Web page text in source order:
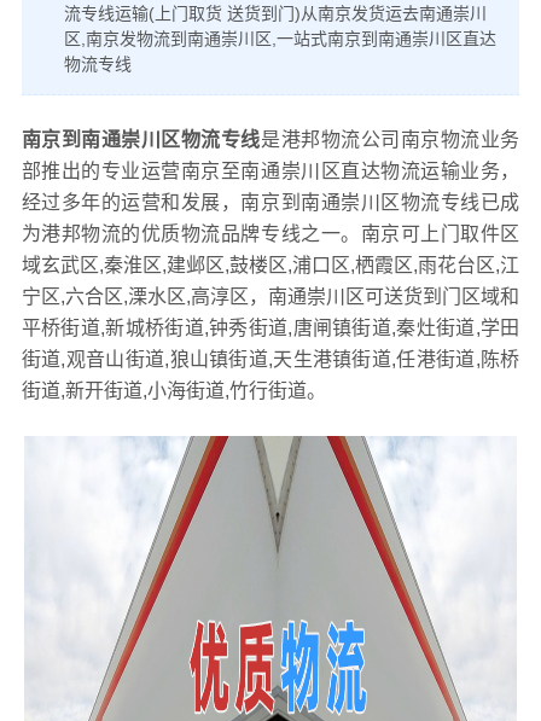
流专线运输(上门取货 送货到门)从南京发货运去南通崇川
区,南京发物流到南通崇川区,一站式南京到南通崇川区直达
物流专线
南京到南通崇川区物流专线是港邦物流公司南京物流业务
部推出的专业运营南京至南通崇川区直达物流运输业务，
经过多年的运营和发展，南京到南通崇川区物流专线已成
为港邦物流的优质物流品牌专线之一。南京可上门取件区
域玄武区,秦淮区,建邺区,鼓楼区,浦口区,栖霞区,雨花台区,江
宁区,六合区,溧水区,高淳区，南通崇川区可送货到门区域和
平桥街道,新城桥街道,钟秀街道,唐闸镇街道,秦灶街道,学田
街道,观音山街道,狼山镇街道,天生港镇街道,任港街道,陈桥
街道,新开街道,小海街道,竹行街道。